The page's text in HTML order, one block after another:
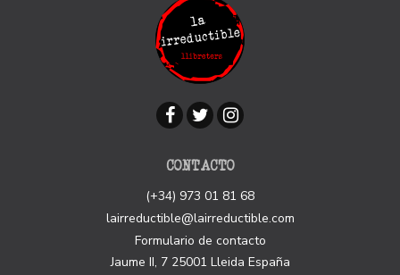
CONTACTO
(+34) 973 01 81 68
lairreductible@lairreductible.com
Formulario de contacto
Jaume II, 7 25001 Lleida España